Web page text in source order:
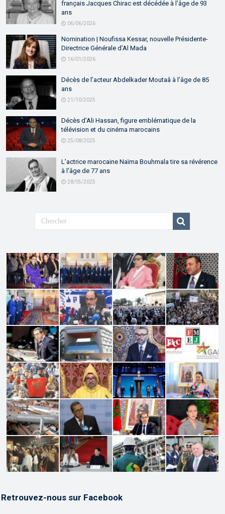
français Jacques Chirac est décédée à l’âge de 93
ans
06/06/2026
Nomination | Noufissa Kessar, nouvelle Présidente-
Directrice Générale d’Al Mada
16/01/2026
Décès de l’acteur Abdelkader Moutaâ à l’âge de 85
ans
21/10/2025
Décès d’Ali Hassan, figure emblématique de la
télévision et du cinéma marocains
25/08/2025
L’actrice marocaine Naïma Bouhmala tire sa révérence
à l’âge de 77 ans
28/05/2025
Retrouvez-nous sur Facebook